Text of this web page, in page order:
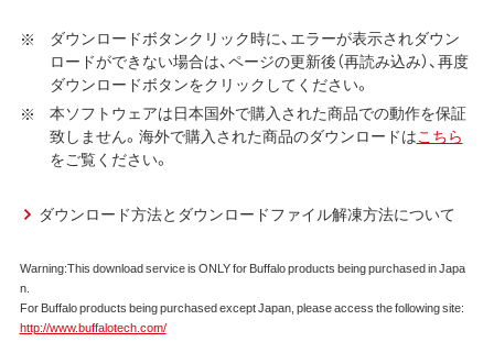
ア（ユーティリティ・ファームウェア・ドライバなど）を含み
以下、本ソフトウェアといいます）の使用を許諾いたしま
す。
第1条 使用許諾
弊社は、本契約に規定する条件で、本ソフトウェアの
本ソフトウェアは、著作権法その他の無体財産権に関
本ソフトウェアは、本契約に規定される条件のもとで
使用許諾するものであり、販売されるものではなく、
ダウンロードボタンクリック時に、エラーが表示されダウン
ロードができない場合は、ページの更新後（再読み込み）、再度
ダウンロードボタンをクリックしてください。
本ソフトウェアは日本国外で購入された商品での動作を保証
致しません。海外で購入された商品のダウンロードはこちら
をご覧ください。
ダウンロード方法とダウンロードファイル解凍方法について
Warning:This download service is ONLY for Buffalo products being purchased in Japa
n.
For Buffalo products being purchased except Japan, please access the following site:
http://www.buffalotech.com/